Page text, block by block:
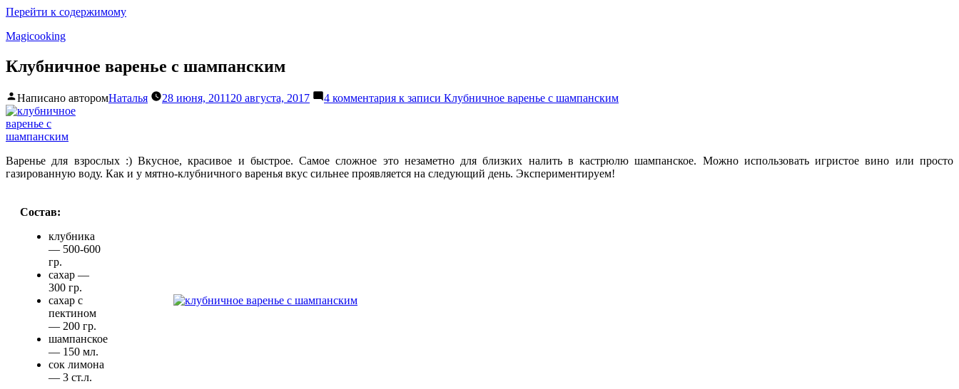
Перейти к содержимому
Magicooking
Клубничное варенье с шампанским
Написано авторомНаталья 28 июня, 2011 20 августа, 2017 4 комментария к записи Клубничное варенье с шампанским
Варенье для взрослых :) Вкусное, красивое и быстрое. Самое сложное это незаметно для близких налить в кастрюлю шампанское. Можно использовать игристое вино или просто
газированную воду. Как и у мятно-клубничного варенья вкус сильнее проявляется на следующий день. Экспериментируем!
Состав:
клубника
— 500-600
гр.
сахар —
300 гр.
сахар с
пектином
— 200 гр.
шампанское
— 150 мл.
сок лимона
— 3 ст.л.